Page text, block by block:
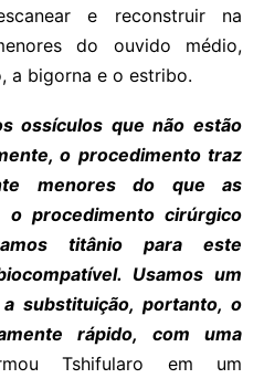
e reconstruir na
do ouvido médio,
a bigorna e o estribo.
ossículos que não estão
o procedimento traz
menores do que as
o procedimento cirúrgico
titânio para este
Usamos um
substituição, portanto, o
rápido, com uma
Tshifularo em um